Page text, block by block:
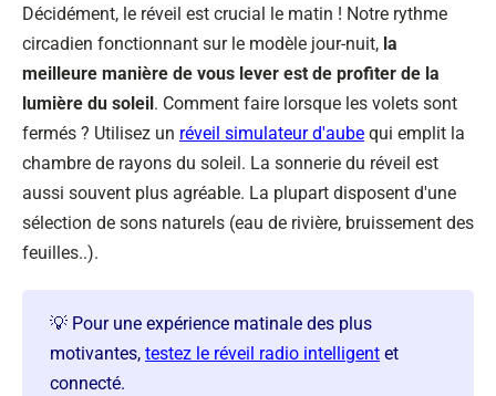
Décidément, le réveil est crucial le matin ! Notre rythme
circadien fonctionnant sur le modèle jour-nuit, la
meilleure manière de vous lever est de profiter de la
lumière du soleil. Comment faire lorsque les volets sont
fermés ? Utilisez un réveil simulateur d'aube qui emplit la
chambre de rayons du soleil. La sonnerie du réveil est
aussi souvent plus agréable. La plupart disposent d'une
sélection de sons naturels (eau de rivière, bruissement des
feuilles..).
💡 Pour une expérience matinale des plus
motivantes, testez le réveil radio intelligent et
connecté.